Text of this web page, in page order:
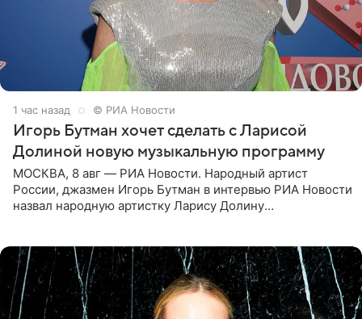
1 час назад © РИА Новости
Игорь Бутман хочет сделать с Ларисой
Долиной новую музыкальную программу
МОСКВА, 8 авг — РИА Новости. Народный артист
России, джазмен Игорь Бутман в интервью РИА Новости
назвал народную артистку Ларису Долину